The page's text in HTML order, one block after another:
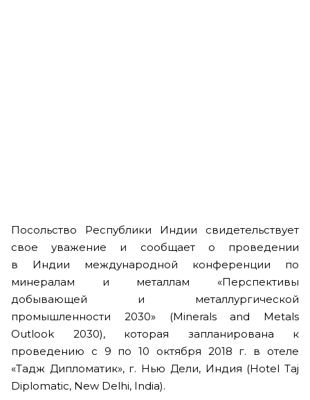
Посольство Республики Индии свидетельствует
свое уважение и сообщает о проведении
в Индии международной конференции по
минералам и металлам «Перспективы
добывающей и металлургической
промышленности 2030» (Minerals and Metals
Outlook 2030), которая запланирована к
проведению с 9 по 10 октября 2018 г. в отеле
«Тадж Дипломатик», г. Нью Дели, Индия (Hotel Taj
Diplomatic, New Delhi, India).